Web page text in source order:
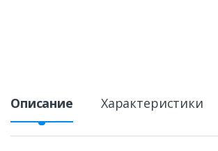
Описание Характеристики